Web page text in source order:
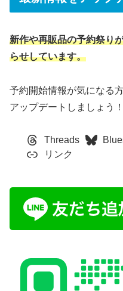
新作や再販品の予約祭り
らせしています。
予約開始情報が気になる
アップデートしましょう！
Threads
リンク